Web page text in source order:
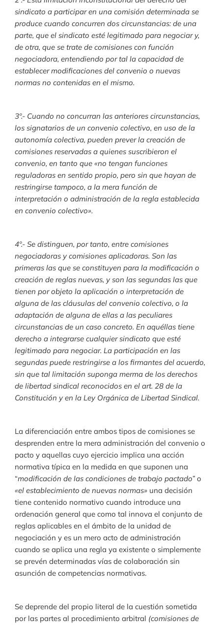
sindicato a participar en una comisión determinada se
produce cuando concurren dos circunstancias: de una
parte, que el sindicato esté legitimado para negociar y,
de otra, que se trate de comisiones con función
negociadora, entendiendo por tal la capacidad de
establecer modificaciones del convenio o nuevas
normas no contenidas en el mismo.
3º.- Cuando no concurran las anteriores circunstancias,
los signatarios de un convenio colectivo, en uso de la
autonomía colectiva, pueden prever la creación de
comisiones reservadas a quienes suscribieron el
convenio, en tanto que «no tengan funciones
reguladoras en sentido propio, pero sin que hayan de
restringirse tampoco, a la mera función de
interpretación o administración de la regla establecida
en convenio colectivo».
4º.- Se distinguen, por tanto, entre comisiones
negociadoras y comisiones aplicadoras. Son las
primeras las que se constituyen para la modificación o
creación de reglas nuevas, y son las segundas las que
tienen por objeto la aplicación o interpretación de
alguna de las cláusulas del convenio colectivo, o la
adaptación de alguna de ellas a las peculiares
circunstancias de un caso concreto. En aquéllas tiene
derecho a integrarse cualquier sindicato que esté
legitimado para negociar. La participación en las
segundas puede restringirse a los firmantes del acuerdo,
sin que tal limitación suponga merma de los derechos
de libertad sindical reconocidos en el art. 28 de la
Constitución y en la Ley Orgánica de Libertad Sindical.
La diferenciación entre ambos tipos de comisiones se
desprenden entre la mera administración del convenio o
pacto y aquellas cuyo ejercicio implica una acción
normativa típica en la medida en que suponen una
“modificación de las condiciones de trabajo pactado” o
«el establecimiento de nuevas normas» una decisión
tiene contenido normativo cuando introduce una
ordenación general que como tal innova el conjunto de
reglas aplicables en el ámbito de la unidad de
negociación y es un mero acto de administración
cuando se aplica una regla ya existente o simplemente
se prevén determinadas vías de colaboración sin
asunción de competencias normativas.
Se deprende del propio literal de la cuestión sometida
por las partes al procedimiento arbitral (comisiones de